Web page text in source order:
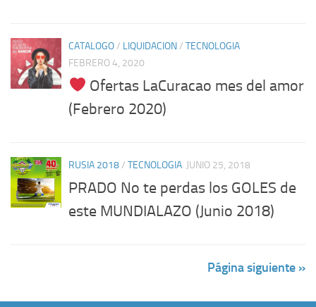
CATALOGO/ LIQUIDACION/ TECNOLOGIA
FEBRERO 4, 2020
Ofertas LaCuracao mes del amor
(Febrero 2020)
RUSIA 2018/ TECNOLOGIA JUNIO 25, 2018
PRADO No te perdas los GOLES de
este MUNDIALAZO (Junio 2018)
Página siguiente »